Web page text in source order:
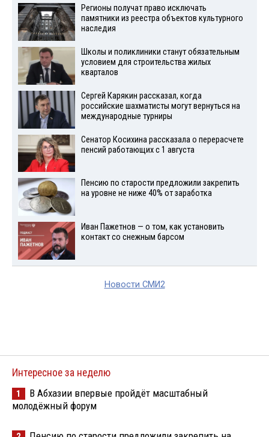
Регионы получат право исключать
памятники из реестра объектов культурного
наследия
Школы и поликлиники станут обязательным
условием для строительства жилых
кварталов
Сергей Карякин рассказал, когда
российские шахматисты могут вернуться на
международные турниры
Сенатор Косихина рассказала о перерасчете
пенсий работающих с 1 августа
Пенсию по старости предложили закрепить
на уровне не ниже 40% от заработка
Иван Пажетнов — о том, как установить
контакт со снежным барсом
Новости СМИ2
Интересное за неделю
1
В Абхазии впервые пройдёт масштабный
молодёжный форум